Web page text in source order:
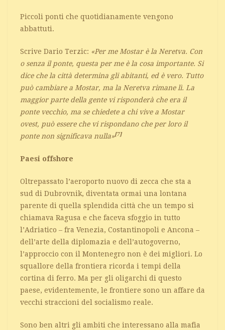
Piccoli ponti che quotidianamente vengono
abbattuti.
Scrive Dario Terzic: «Per me Mostar è la Neretva. Con
o senza il ponte, questa per me è la cosa importante. Si
dice che la città determina gli abitanti, ed è vero. Tutto
può cambiare a Mostar, ma la Neretva rimane lì. La
maggior parte della gente vi risponderà che era il
ponte vecchio, ma se chiedete a chi vive a Mostar
ovest, può essere che vi rispondano che per loro il
ponte non significava nulla»[7]
Paesi offshore
Oltrepassato l’aeroporto nuovo di zecca che sta a
sud di Dubrovnik, diventata ormai una lontana
parente di quella splendida città che un tempo si
chiamava Ragusa e che faceva sfoggio in tutto
l’Adriatico – fra Venezia, Costantinopoli e Ancona –
dell’arte della diplomazia e dell’autogoverno,
l’approccio con il Montenegro non è dei migliori. Lo
squallore della frontiera ricorda i tempi della
cortina di ferro. Ma per gli oligarchi di questo
paese, evidentemente, le frontiere sono un affare da
vecchi straccioni del socialismo reale.
Sono ben altri gli ambiti che interessano alla mafia